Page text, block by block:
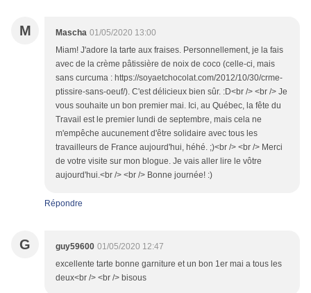
M Mascha 01/05/2020 13:00
Miam! J'adore la tarte aux fraises. Personnellement, je la fais
avec de la crème pâtissière de noix de coco (celle-ci, mais
sans curcuma : https://soyaetchocolat.com/2012/10/30/crme-
ptissire-sans-oeuf/). C'est délicieux bien sûr. :D<br /> <br /> Je
vous souhaite un bon premier mai. Ici, au Québec, la fête du
Travail est le premier lundi de septembre, mais cela ne
m'empêche aucunement d'être solidaire avec tous les
travailleurs de France aujourd'hui, héhé. ;)<br /> <br /> Merci
de votre visite sur mon blogue. Je vais aller lire le vôtre
aujourd'hui.<br /> <br /> Bonne journée! :)
Répondre
G guy59600 01/05/2020 12:47
excellente tarte bonne garniture et un bon 1er mai a tous les
deux<br /> <br /> bisous